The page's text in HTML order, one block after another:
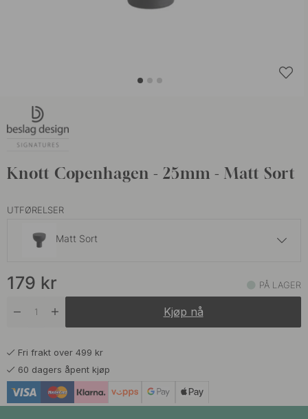
Knott Copenhagen - 25mm - Matt Sort
UTFØRELSER
Matt Sort
Brunet Messing På lager
Forniklet På lager
Polert Messing
Rå/Polert Messing 199 kr
179 kr PÅ LAGER
Kjøp nå
Fri frakt over 499 kr
60 dagers åpent kjøp